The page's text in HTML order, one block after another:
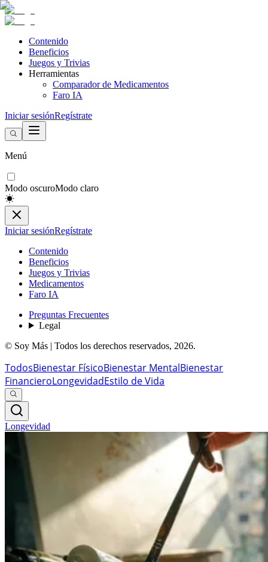
Contenido
Beneficios
Juegos y Trivias
Herramientas
Comparador de Medicamentos
Faro IA
Iniciar sesiónRegístrate
Menú
Modo oscuroModo claro
Iniciar sesiónRegístrate
Contenido
Beneficios
Juegos y Trivias
Medicamentos
Faro IA
Preguntas Frecuentes
Legal
© Soy Más | Todos los derechos reservados, 2026.
TodosBienestar FísicoBienestar MentalBienestar
FinancieroLongevidadEstilo de Vida
Longevidad